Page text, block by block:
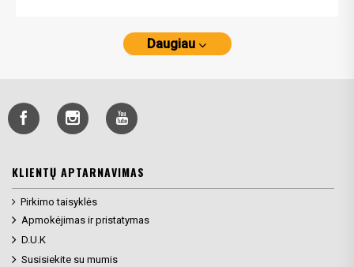
Daugiau
KLIENTŲ APTARNAVIMAS
Pirkimo taisyklės
Apmokėjimas ir pristatymas
D.U.K
Susisiekite su mumis